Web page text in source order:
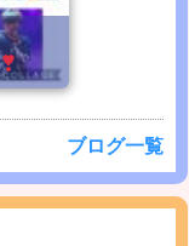
ブログ一覧